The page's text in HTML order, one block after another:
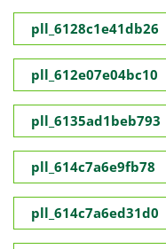
pll_6128c1e41db26
pll_612e07e04bc10
pll_6135ad1beb793
pll_614c7a6e9fb78
pll_614c7a6ed31d0